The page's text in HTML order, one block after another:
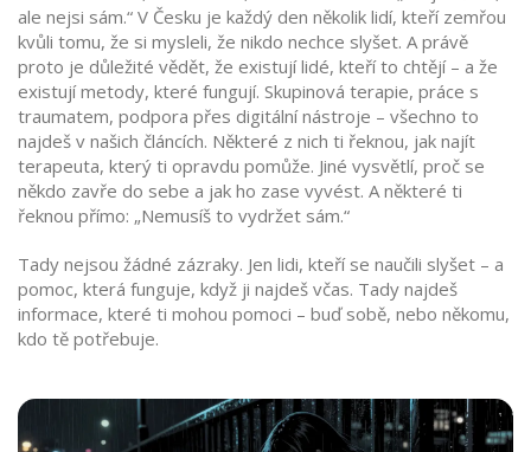
ale nejsi sám.“ V Česku je každý den několik lidí, kteří zemřou
kvůli tomu, že si mysleli, že nikdo nechce slyšet. A právě
proto je důležité vědět, že existují lidé, kteří to chtějí – a že
existují metody, které fungují. Skupinová terapie, práce s
traumatem, podpora přes digitální nástroje – všechno to
najdeš v našich článcích. Některé z nich ti řeknou, jak najít
terapeuta, který ti opravdu pomůže. Jiné vysvětlí, proč se
někdo zavře do sebe a jak ho zase vyvést. A některé ti
řeknou přímo: „Nemusíš to vydržet sám.“
Tady nejsou žádné zázraky. Jen lidi, kteří se naučili slyšet – a
pomoc, která funguje, když ji najdeš včas. Tady najdeš
informace, které ti mohou pomoci – buď sobě, nebo někomu,
kdo tě potřebuje.